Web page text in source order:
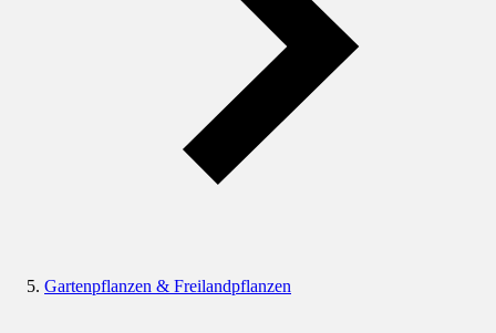
Gartenpflanzen & Freilandpflanzen